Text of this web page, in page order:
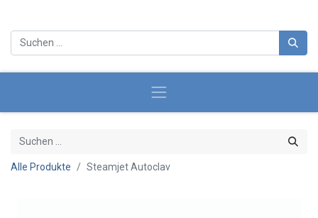
Alle Produkte Steamjet Autoclav